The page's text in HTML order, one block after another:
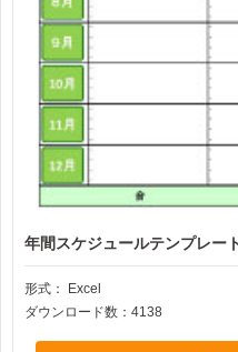
年間スケジュールテンプレー
形式：
Excel
ダウンロード数：4138